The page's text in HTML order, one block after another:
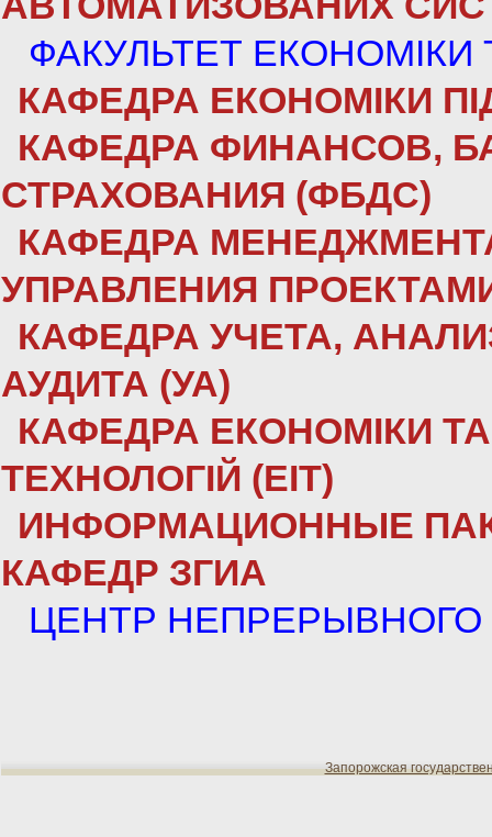
ФАКУЛЬТЕТ
КАФЕДРА ЕКОНОМІКИ
КАФЕДРА ФИНАНСОВ,
СТРАХОВАНИЯ (ФБДС)
КАФЕДРА
УПРАВЛЕНИЯ
КАФЕДРА УЧЕТА,
АУДИТА (УА)
КАФЕДРА ЕКОНОМІКИ
ТЕХНОЛОГІЙ (ЕІТ)
ИНФОРМАЦИОННЫЕ
КАФЕДР ЗГИА
ЦЕНТР
Запорожская